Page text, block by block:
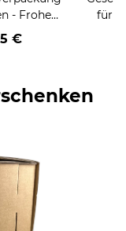
- Frohe
- HO
schwarz
€
für